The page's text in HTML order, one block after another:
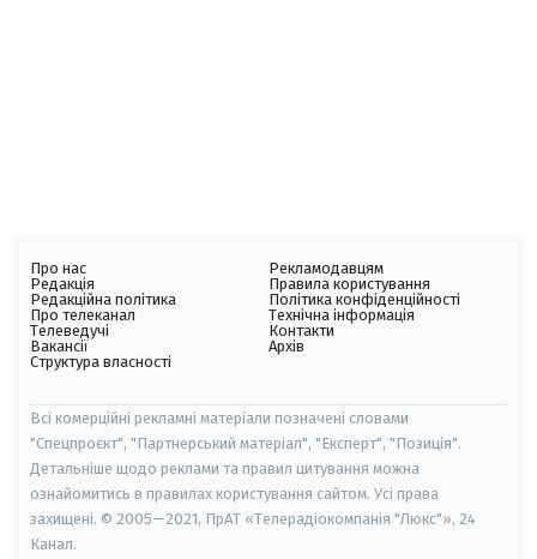
Про нас
Редакція
Редакційна політика
Про телеканал
Телеведучі
Вакансії
Структура власності
Рекламодавцям
Правила користування
Політика конфіденційності
Технічна інформація
Контакти
Архів
Всі комерційні рекламні матеріали позначені словами
"Спецпроєкт", "Партнерський матеріал", "Експерт", "Позиція".
Детальніше щодо реклами та правил цитування можна
ознайомитись в правилах користування сайтом. Усі права
захищені. © 2005—2021, ПрАТ «Телерадіокомпанія "Люкс"», 24
Канал.